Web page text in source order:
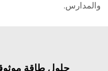
والمدارس.
حلول طاقة